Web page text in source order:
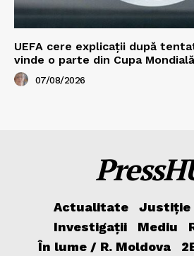
UEFA cere explicații după
vinde o parte din Cupa Mondială
07/08/2026
Actualitate Justiție
Investigații
Mediu
În lume / R. Moldova